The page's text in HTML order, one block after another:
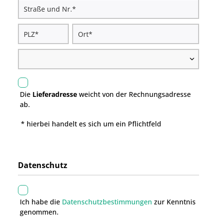
Die Lieferadresse weicht von der Rechnungsadresse
ab.
* hierbei handelt es sich um ein Pflichtfeld
Datenschutz
Ich habe die Datenschutzbestimmungen zur Kenntnis
genommen.